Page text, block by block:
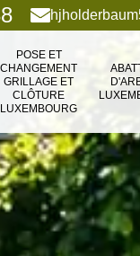
POSE ET
CHANGEMENT
GRILLAGE ET
CLÔTURE
LUXEMBOURG